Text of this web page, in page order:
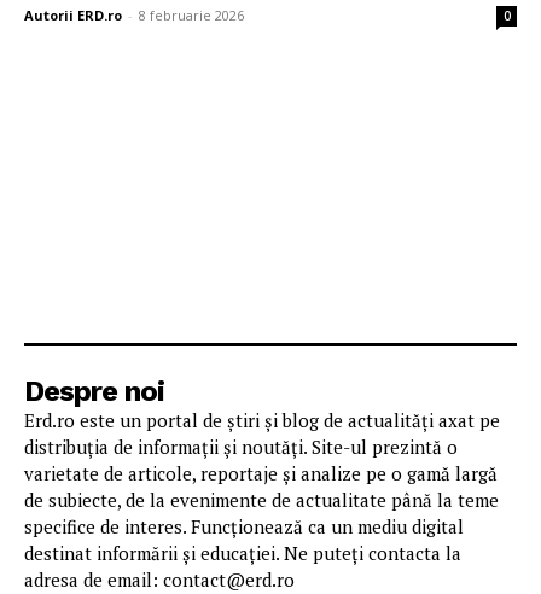
Autorii ERD.ro - 8 februarie 2026 0
Despre noi
Erd.ro este un portal de știri și blog de actualități axat pe
distribuția de informații și noutăți. Site-ul prezintă o
varietate de articole, reportaje și analize pe o gamă largă
de subiecte, de la evenimente de actualitate până la teme
specifice de interes. Funcționează ca un mediu digital
destinat informării și educației. Ne puteți contacta la
adresa de email: contact@erd.ro